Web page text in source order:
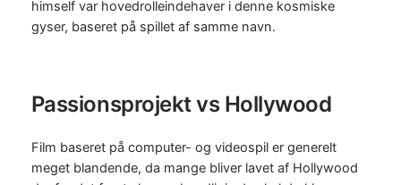
himself var hovedrolleindehaver i denne kosmiske
gyser, baseret på spillet af samme navn.
Passionsprojekt vs Hollywood
Film baseret på computer- og videospil er generelt
meget blandende, da mange bliver lavet af Hollywood